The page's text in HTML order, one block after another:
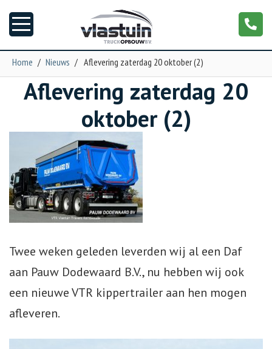
Nieuws
Garage
Trailers
Torpedo
NGS XXL
Webshop
Home / Nieuws / Aflevering zaterdag 20 oktober (2)
Aflevering zaterdag 20
oktober (2)
Twee weken geleden leverden wij al een Daf
aan Pauw Dodewaard B.V., nu hebben wij ook
een nieuwe VTR kippertrailer aan hen mogen
afleveren.